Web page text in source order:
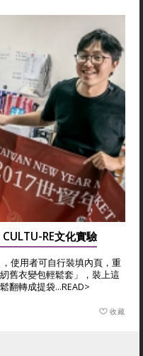
RE文化實驗
使用者可自行裝填內頁，重
舊衣變包輕鬆套」，裝上這
翻轉成提袋...READ>
收藏